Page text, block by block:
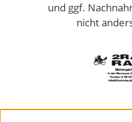
und ggf.
nicht